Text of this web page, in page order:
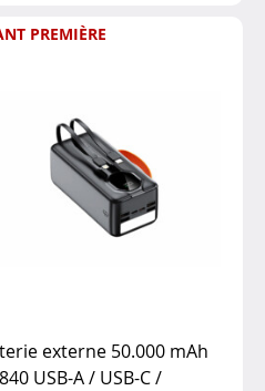
PREMIÈRE
externe 50.000 mAh
USB-A / USB-C /